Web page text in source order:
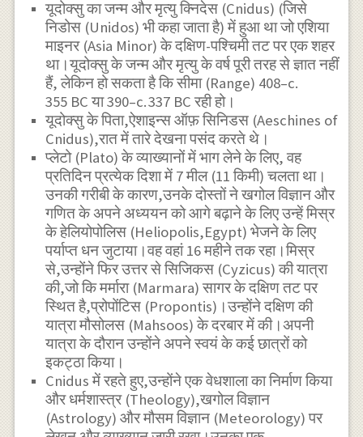
यूदोक्सु का जन्म और मृत्यु क्निदेस (Cnidus) (जिसे
निडोस (Unidos) भी कहा जाता है) में हुआ था जो एशिया
माइनर (Asia Minor) के दक्षिण-पश्चिमी तट पर एक शहर
था।यूदोक्सु के जन्म और मृत्यु के वर्ष पूरी तरह से ज्ञात नहीं
हैं, लेकिन हो सकता है कि सीमा (Range) 408–c.
355 BC या 390–c. 337 BC रही हो।
यूदोक्सु के पिता,ऐशाइन्स ऑफ़ सिनिडस (Aeschines of
Cnidus),रात में तारे देखना पसंद करते थे।
प्लेटो (Plato) के व्याख्यानों में भाग लेने के लिए, वह
प्रतिदिन प्रत्येक दिशा में 7 मील (11 किमी) चलता था।
उनकी गरीबी के कारण,उनके दोस्तों ने खगोल विज्ञान और
गणित के अपने अध्ययन को आगे बढ़ाने के लिए उन्हें मिस्र
के हेलियोपोलिस (Heliopolis,Egypt) भेजने के लिए
पर्याप्त धन जुटाया।वह वहां 16 महीने तक रहा।मिस्र
से,उन्होंने फिर उत्तर से सिजिकस (Cyzicus) की यात्रा
की,जो कि मर्मारा (Marmara) सागर के दक्षिण तट पर
स्थित है,प्रोपोंटिस (Propontis)।उन्होंने दक्षिण की
यात्रा मौसोलस (Mahsoos) के दरबार में की।अपनी
यात्रा के दौरान उन्होंने अपने स्वयं के कई छात्रों को
इकट्ठा किया।
Cnidus में रहते हुए,उन्होंने एक वेधशाला का निर्माण किया
और धर्मशास्त्र (Theology),खगोल विज्ञान
(Astrology) और मौसम विज्ञान (Meteorology) पर